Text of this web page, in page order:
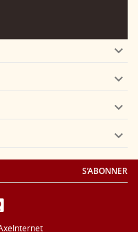




S’ABONNER